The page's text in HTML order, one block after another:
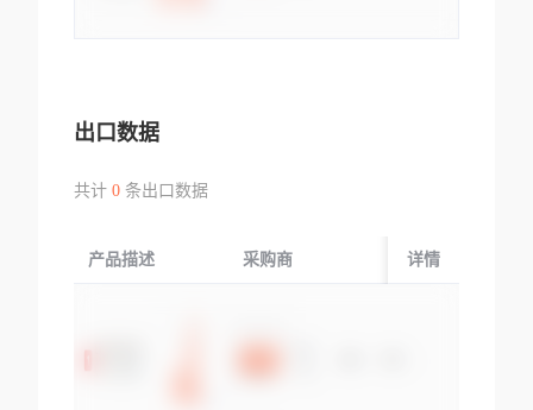
出口数据
共计 0条出口数据
产品描述 采购商 起运国/地区
详情